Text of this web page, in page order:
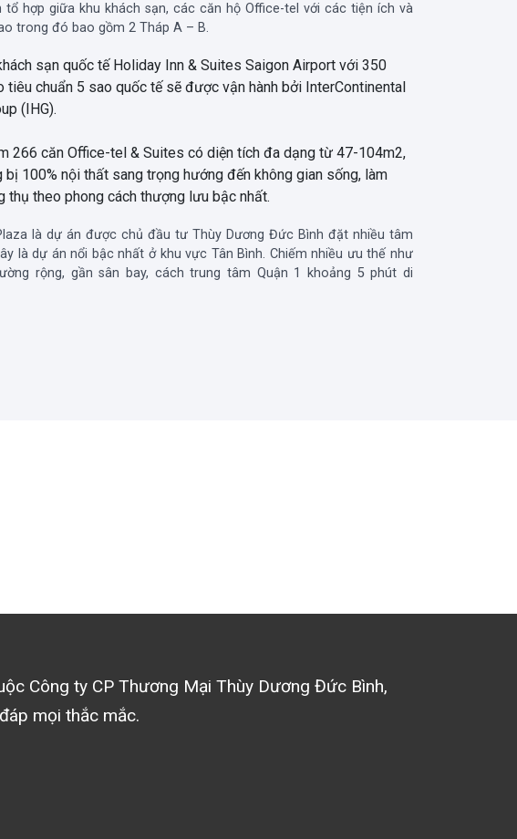
tổ hợp giữa khu khách sạn, các căn hộ Office-tel với các tiện ích và
trong đó bao gồm 2 Tháp A – B.
sạn quốc tế Holiday Inn & Suites Saigon Airport với 350
tiêu chuẩn 5 sao quốc tế sẽ được vận hành bởi InterContinental
(IHG).
266 căn Office-tel & Suites có diện tích đa dạng từ 47-104m2,
bị 100% nội thất sang trọng hướng đến không gian sống, làm
thụ theo phong cách thượng lưu bậc nhất.
là dự án được chủ đầu tư Thùy Dương Đức Bình đặt nhiều tâm
là dự án nổi bậc nhất ở khu vực Tân Bình. Chiếm nhiều ưu thế như
rộng, gần sân bay, cách trung tâm Quận 1 khoảng 5 phút di
Công ty CP Thương Mại Thùy Dương Đức Bình,
mọi thắc mắc.